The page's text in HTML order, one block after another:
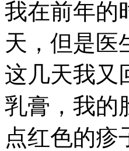
我在前年的
天，但是医
这几天我又
乳膏，我的
点红色的疹